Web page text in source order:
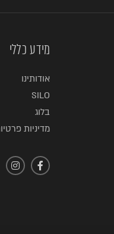
מידע כללי
אודותינו
SILO
בלוג
מדיניות